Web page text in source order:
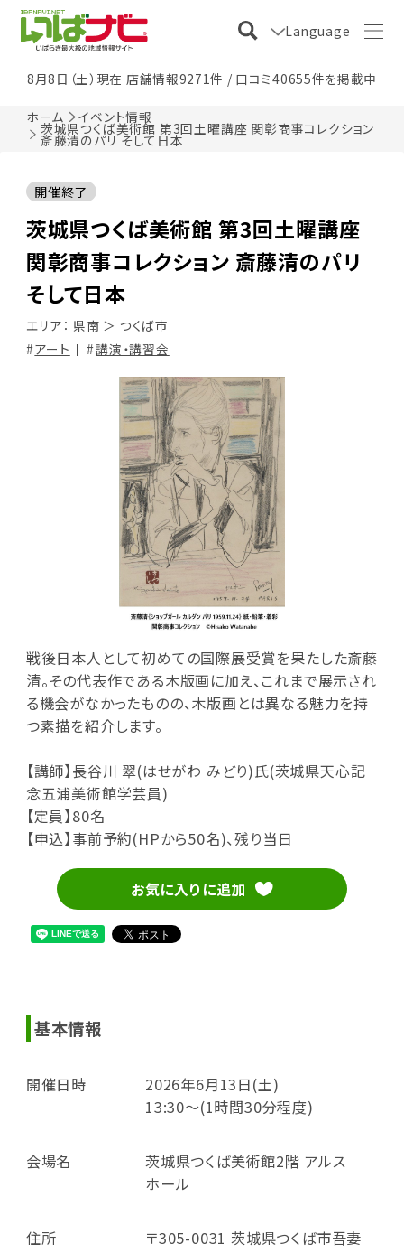
Language
8月8日（土）現在 店舗情報9271件 / 口コミ40655件を掲載中
ホーム イベント情報
茨城県つくば美術館 第3回土曜講座 関彰商事コレクション
斎藤清のパリ そして日本
茨城県つくば美術館 第3回土曜講座
関彰商事コレクション 斎藤清のパリ
そして日本
開催終了
エリア： 県南 ＞ つくば市
アート
講演・講習会
戦後日本人として初めての国際展受賞を果たした斎藤
清。その代表作である木版画に加え、これまで展示され
る機会がなかったものの、木版画とは異なる魅力を持
つ素描を紹介します。
【講師】長谷川 翠(はせがわ みどり)氏(茨城県天心記
念五浦美術館学芸員)
【定員】80名
【申込】事前予約(HPから50名)、残り当日
お気に入りに追加
基本情報
開催日時
2026年6月13日(土)
13:30～(1時間30分程度)
会場名
茨城県つくば美術館2階 アルス
ホール
住所
〒305-0031 茨城県つくば市吾妻